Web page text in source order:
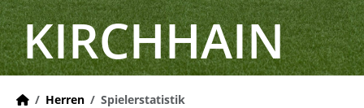
KIRCHHAIN
Herren Spielerstatistik